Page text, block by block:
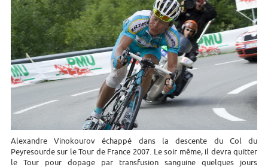
Alexandre Vinokourov échappé dans la descente du Col du
Peyresourde sur le Tour de France 2007. Le soir même, il devra quitter
le Tour pour dopage par transfusion sanguine quelques jours